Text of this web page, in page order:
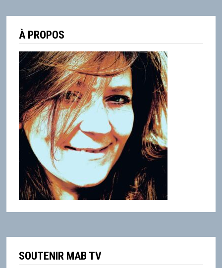
À PROPOS
SOUTENIR MAB TV